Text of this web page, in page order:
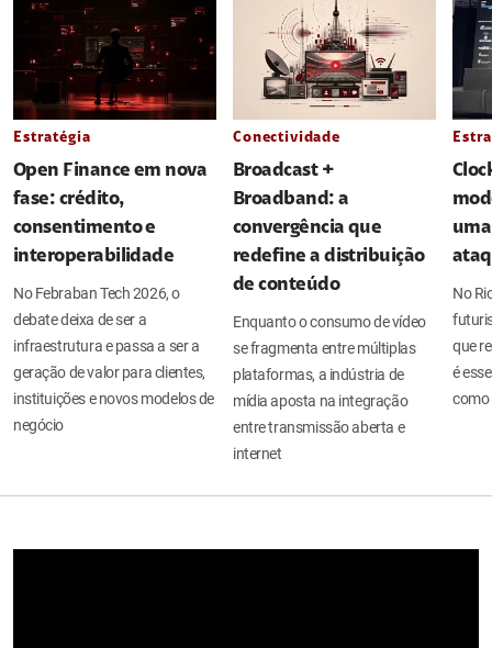
Estratégia
Open Finance em nova
fase: crédito,
consentimento e
interoperabilidade
No Febraban Tech 2026, o
debate deixa de ser a
infraestrutura e passa a ser a
geração de valor para clientes,
instituições e novos modelos de
negócio
Conectividade
Broadcast +
Broadband: a
convergência que
redefine a distribuição
de conteúdo
Enquanto o consumo de vídeo
se fragmenta entre múltiplas
plataformas, a indústria de
mídia aposta na integração
entre transmissão aberta e
internet
No
que
é
como